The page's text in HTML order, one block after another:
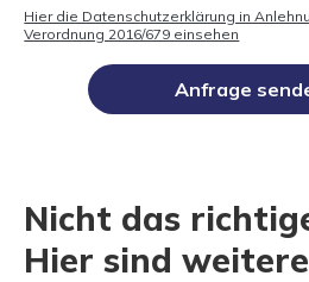
Hier die Datenschutzerklärung in
Verordnung 2016/679 einsehen
Anfrage
Nicht das
Hier sind